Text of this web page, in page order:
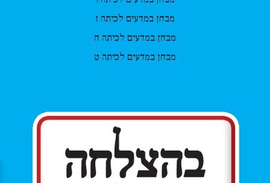
מבחן במדעים לכיתה ז
מבחן במדעים לכיתה ח
מבחן במדעים לכיתה ט